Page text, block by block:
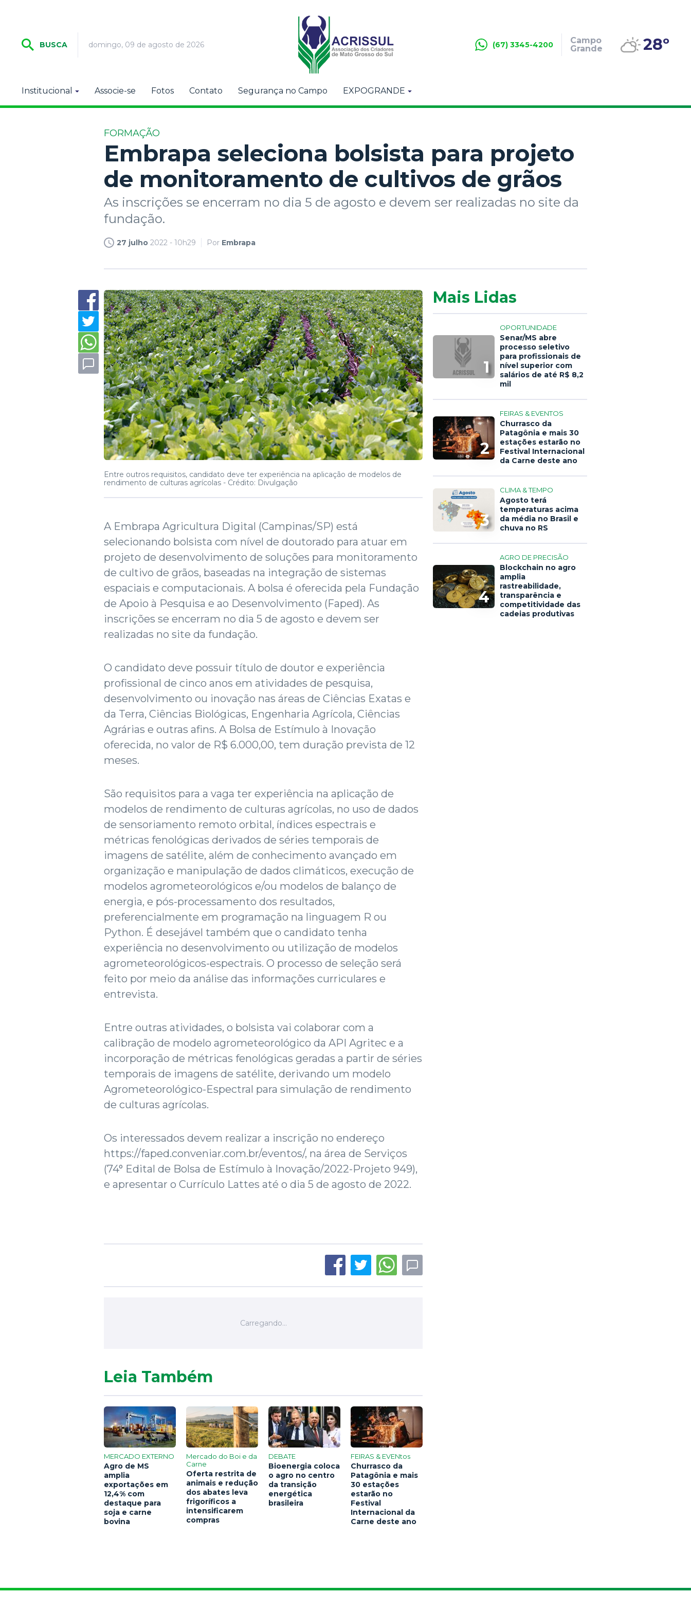
BUSCA domingo, 09 de agosto de 2026 (67) 3345-4200
Campo
Grande
28º
Institucional Associe-se Fotos Contato Segurança no Campo EXPOGRANDE
FORMAÇÃO
Embrapa seleciona bolsista para projeto
de monitoramento de cultivos de grãos
As inscrições se encerram no dia 5 de agosto e devem ser realizadas no site da
fundação.
27 julho 2022 - 10h29 Por Embrapa
Entre outros requisitos, candidato deve ter experiência na aplicação de modelos de
rendimento de culturas agrícolas - Crédito: Divulgação
A Embrapa Agricultura Digital (Campinas/SP) está
selecionando bolsista com nível de doutorado para atuar em
projeto de desenvolvimento de soluções para monitoramento
de cultivo de grãos, baseadas na integração de sistemas
espaciais e computacionais. A bolsa é oferecida pela Fundação
de Apoio à Pesquisa e ao Desenvolvimento (Faped). As
inscrições se encerram no dia 5 de agosto e devem ser
realizadas no site da fundação.
O candidato deve possuir título de doutor e experiência
profissional de cinco anos em atividades de pesquisa,
desenvolvimento ou inovação nas áreas de Ciências Exatas e
da Terra, Ciências Biológicas, Engenharia Agrícola, Ciências
Agrárias e outras afins. A Bolsa de Estímulo à Inovação
oferecida, no valor de R$ 6.000,00, tem duração prevista de 12
meses.
São requisitos para a vaga ter experiência na aplicação de
modelos de rendimento de culturas agrícolas, no uso de dados
de sensoriamento remoto orbital, índices espectrais e
métricas fenológicas derivados de séries temporais de
imagens de satélite, além de conhecimento avançado em
organização e manipulação de dados climáticos, execução de
modelos agrometeorológicos e/ou modelos de balanço de
energia, e pós-processamento dos resultados,
preferencialmente em programação na linguagem R ou
Python. É desejável também que o candidato tenha
experiência no desenvolvimento ou utilização de modelos
agrometeorológicos-espectrais. O processo de seleção será
feito por meio da análise das informações curriculares e
entrevista.
Entre outras atividades, o bolsista vai colaborar com a
calibração de modelo agrometeorológico da API Agritec e a
incorporação de métricas fenológicas geradas a partir de séries
temporais de imagens de satélite, derivando um modelo
Agrometeorológico-Espectral para simulação de rendimento
de culturas agrícolas.
Os interessados devem realizar a inscrição no endereço
https://faped.conveniar.com.br/eventos/, na área de Serviços
(74° Edital de Bolsa de Estímulo à Inovação/2022-Projeto 949),
e apresentar o Currículo Lattes até o dia 5 de agosto de 2022.
Mais Lidas
1
OPORTUNIDADE
Senar/MS abre
processo seletivo
para profissionais de
nível superior com
salários de até R$ 8,2
mil
2
FEIRAS & EVENTOS
Churrasco da
Patagônia e mais 30
estações estarão no
Festival Internacional
da Carne deste ano
3
CLIMA & TEMPO
Agosto terá
temperaturas acima
da média no Brasil e
chuva no RS
4
AGRO DE PRECISÃO
Blockchain no agro
amplia
rastreabilidade,
transparência e
competitividade das
cadeias produtivas
Leia Também
MERCADO EXTERNO
Agro de MS
amplia
exportações em
12,4% com
destaque para
soja e carne
bovina
Mercado do Boi e da
Carne
Oferta restrita de
animais e redução
dos abates leva
frigoríficos a
intensificarem
compras
DEBATE
Bioenergia coloca
o agro no centro
da transição
energética
brasileira
FEIRAS & EVENtos
Churrasco da
Patagônia e mais
30 estações
estarão no
Festival
Internacional da
Carne deste ano